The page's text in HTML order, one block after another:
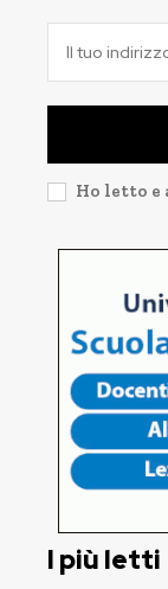
Ho letto e
I più letti